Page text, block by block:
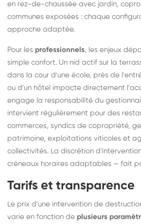
en rez-de-chaussée avec jardin,
communes exposées : chaque
approche adaptée.
Pour les professionnels, les enjeux
simple confort. Un nid actif sur la
dans la cour d'une école, près de
ou d'un hôtel impacte directement
engage la responsabilité du
intervient régulièrement pour des
commerces, syndics de copropriété,
patrimoine, exploitations viticoles et
collectivités. La discrétion
créneaux horaires adaptables — fait
Tarifs et transparence
Le prix d'une intervention de
varie en fonction de plusieurs